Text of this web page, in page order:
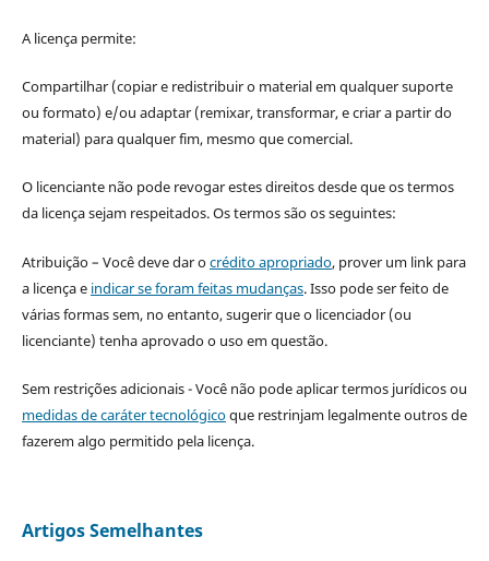
A licença permite:
Compartilhar (copiar e redistribuir o material em qualquer suporte
ou formato) e/ou adaptar (remixar, transformar, e criar a partir do
material) para qualquer fim, mesmo que comercial.
O licenciante não pode revogar estes direitos desde que os termos
da licença sejam respeitados. Os termos são os seguintes:
Atribuição – Você deve dar ocrédito apropriado, prover um link para
a licença e indicar se foram feitas mudanças. Isso pode ser feito de
várias formas sem, no entanto, sugerir que o licenciador (ou
licenciante) tenha aprovado o uso em questão.
Sem restrições adicionais - Você não pode aplicar termos jurídicos ou
medidas de caráter tecnológicoque restrinjam legalmente outros de
fazerem algo permitido pela licença.
Artigos Semelhantes